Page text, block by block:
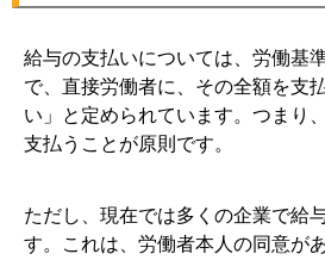
給与の支払いについては、労働基
で、直接労働者に、その全額を支
い」と定められています。つまり
支払うことが原則です。
ただし、現在では多くの企業で給
す。これは、労働者本人の同意が